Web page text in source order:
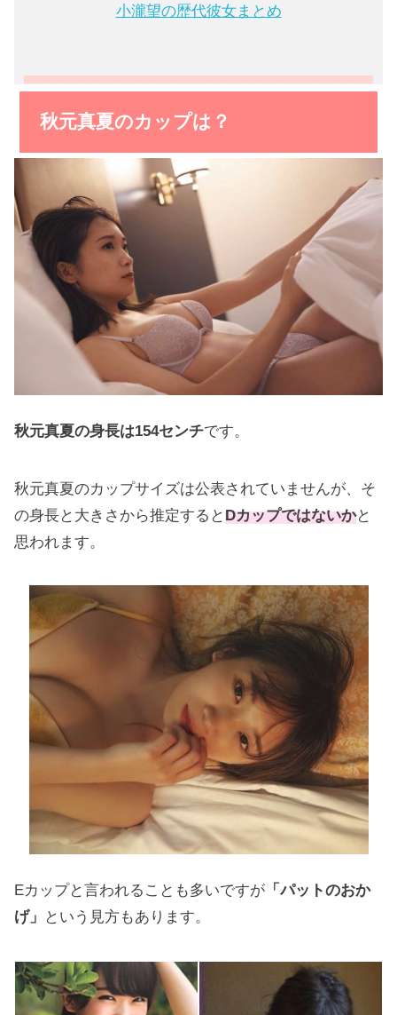
小瀧望の歴代彼女まとめ
めるる（生見愛瑠）が嫌われすぎｗ
JKモデル・山之内すずはハーフなの？
イズ役・鶴嶋乃愛がかわいすぎる！
本田翼の演技がヘタで不満続出？
完熟フレッシュ・池田レイラが可愛く成長してた
ヘドロパパ（小堀）ってヤラセなの？
千鳥・大悟のヤバ過ぎる手の震え…！
島太星の天然キャラが可愛いｗ
【ZIP!】レイアの可愛い画像まとめ
白石麻衣と安田章大が結婚間近！？
秋元真夏のカップは？
秋元真夏の身長は154センチです。
秋元真夏のカップサイズは公表されていませんが、そ
の身長と大きさから推定するとDカップではないかと
思われます。
Eカップと言われることも多いですが 「パットのおか
げ」 という見方もあります。